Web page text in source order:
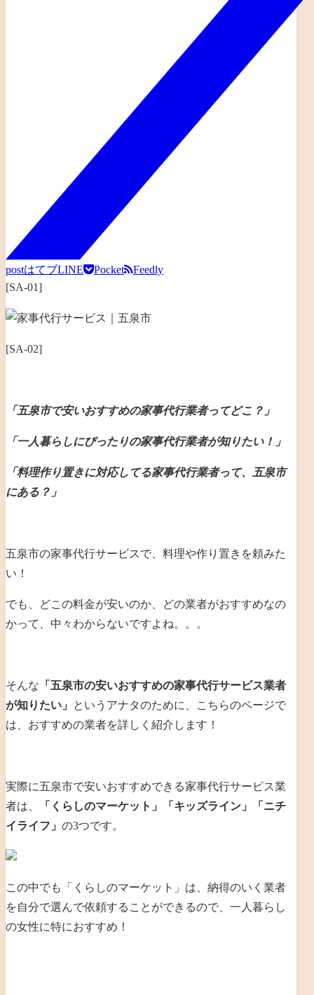
postはてブLINE Pocket
Feedly
[SA-01]
[SA-02]
「五泉市で安いおすすめの家事代行業者ってどこ？」
「一人暮らしにぴったりの家事代行業者が知りたい！」
「料理作り置きに対応してる家事代行業者って、五泉市
にある？」
五泉市の家事代行サービスで、料理や作り置きを頼みた
い！
でも、どこの料金が安いのか、どの業者がおすすめなの
かって、中々わからないですよね。。。
そんな 「五泉市の安いおすすめの家事代行サービス業者
が知りたい」
というアナタのために、こちらのページで
は、おすすめの業者を詳しく紹介します！
実際に五泉市で安いおすすめできる家事代行サービス業
者は、
「くらしのマーケット」「キッズライン」「ニチ
イライフ」 の3つです。
この中でも「くらしのマーケット」は、納得のいく業者
を自分で選んで依頼することができるので、一人暮らし
の女性に特におすすめ！